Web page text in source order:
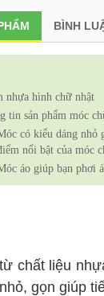
BÌNH
nhựa hình chữ nhật
tin sản phẩm móc
có kiểu dáng nhỏ
nổi bật của móc
áo giúp bạn phơi
chất liệu
gọn giúp